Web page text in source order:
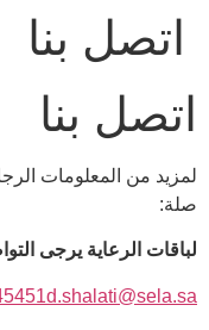
Skip اتصل بنا
اتصل بنا
لمزيد من المعلومات
صلة:
لباقات الرعاية يرجى
d.shalati@sela.sa